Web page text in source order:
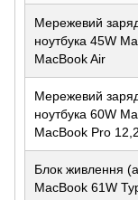
Мережевий
ноутбука 45W
MacBook Air
Мережевий
ноутбука 60W
MacBook Pro
Блок живлення
MacBook 61W